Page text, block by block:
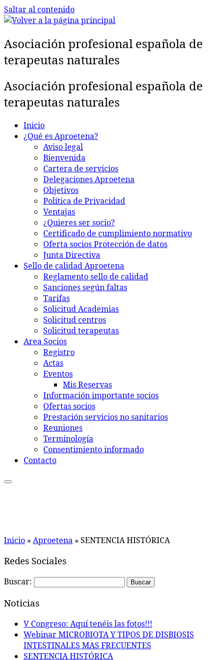
Saltar al contenido
Asociación profesional española de
terapeutas naturales
Asociación profesional española de
terapeutas naturales
Inicio
¿Qué es Aproetena?
Aviso legal
Bienvenida
Cartera de servicios
Delegaciones Aproetena
Objetivos
Política de Privacidad
Ventajas
¿Quieres ser socio?
Certificado de cumplimiento normativo
Oferta socios Protección de datos
Junta Directiva
Sello de calidad Aproetena
Reglamento sello de calidad
Sanciones según faltas
Tarifas
Solicitud Academias
Solicitud centros
Solicitud terapeutas
Area Socios
Registro
Actas
Eventos
Mis Reservas
Información importante socios
Ofertas socios
Prestación servicios no sanitarios
Reuniones
Terminología
Consentimiento informado
Contacto
Inicio » Aproetena » SENTENCIA HISTÓRICA
Redes Sociales
Buscar:
Noticias
V Congreso: Aquí tenéis las fotos!!!
Webinar MICROBIOTA Y TIPOS DE DISBIOSIS
INTESTINALES MAS FRECUENTES
SENTENCIA HISTÓRICA